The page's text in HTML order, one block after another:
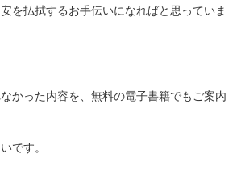
を払拭するお手伝いになればと思っていま
かった内容を、無料の電子書籍でもご案内
です。